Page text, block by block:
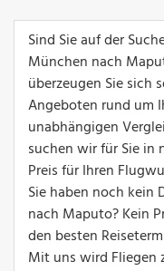
Sind Sie auf der
München nach
überzeugen Sie sich
Angeboten rund um
unabhängigen
suchen wir für Sie in
Preis für Ihren
Sie haben noch kein
nach Maputo? Kein
den besten
Mit uns wird Fliegen